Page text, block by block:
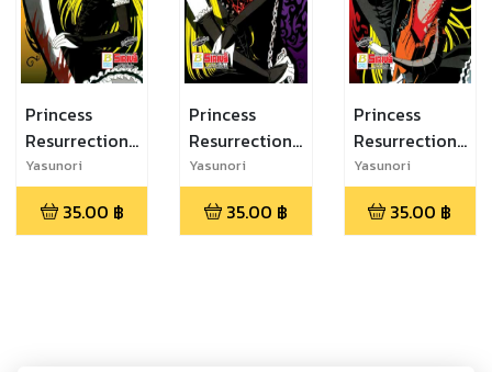
Princess
Resurrection
เจ้าหญิงปีศาจ
3
Yasunori
Mitsunaga
35.00 ฿
Princess
Resurrection
เจ้าหญิงปีศาจ
2
Yasunori
Mitsunaga
35.00 ฿
Princess
Resurrection
เจ้าหญิงปีศาจ 1
Yasunori
Mitsunaga
35.00 ฿